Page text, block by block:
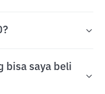
bisa saya beli